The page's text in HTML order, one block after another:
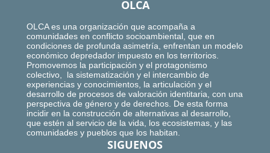
OLCA
OLCA es una organización que acompaña a
comunidades en conflicto socioambiental, que en
condiciones de profunda asimetría, enfrentan un modelo
económico depredador impuesto en los territorios.
Promovemos la participación y el protagonismo
colectivo, la sistematización y el intercambio de
experiencias y conocimientos, la articulación y el
desarrollo de procesos de valoración identitaria, con una
perspectiva de género y de derechos. De esta forma
incidir en la construcción de alternativas al desarrollo,
que estén al servicio de la vida, los ecosistemas, y las
comunidades y pueblos que los habitan.
SIGUENOS